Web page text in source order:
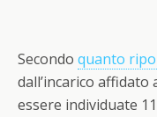
Secondo quanto
dall’incarico
essere individuate